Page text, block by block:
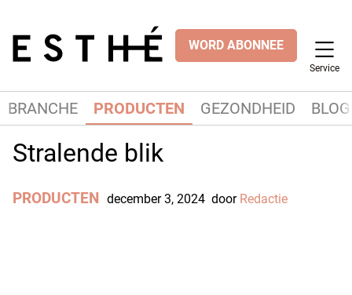
WORD ABONNEE
Service
BRANCHE PRODUCTEN GEZONDHEID
Stralende blik
PRODUCTEN december 3, 2024 door Redactie